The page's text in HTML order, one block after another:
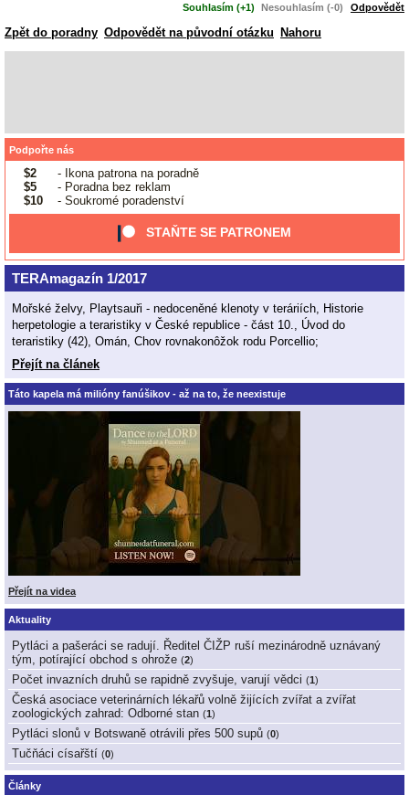
Souhlasím (+1) Nesouhlasím (-0) Odpovědět
Zpět do poradny Odpovědět na původní otázku Nahoru
Podpořte nás
$2
- Ikona patrona na poradně
$5
- Poradna bez reklam
$10
- Soukromé poradenství
STAŇTE SE PATRONEM
TERAmagazín 1/2017
Mořské želvy, Playtsauři - nedoceněné klenoty v teráriích, Historie
herpetologie a teraristiky v České republice - část 10., Úvod do
teraristiky (42), Omán, Chov rovnakonôžok rodu Porcellio;
Přejít na článek
Táto kapela má milióny fanúšikov - až na to, že neexistuje
Přejít na videa
Aktuality
Pytláci a pašeráci se radují. Ředitel ČIŽP ruší mezinárodně uznávaný
tým, potírající obchod s ohrože (2)
Počet invazních druhů se rapidně zvyšuje, varují vědci (1)
Česká asociace veterinárních lékařů volně žijících zvířat a zvířat
zoologických zahrad: Odborné stan (1)
Pytláci slonů v Botswaně otrávili přes 500 supů (0)
Tučňáci císařští (0)
Články